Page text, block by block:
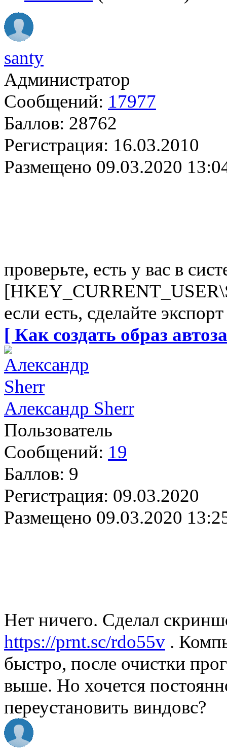
santy
Администратор
Сообщений: 17977
Баллов: 28762
Регистрация: 16.03.2010
Размещено 09.03.2020
проверьте, есть у вас в
если есть, сделайте
[ Как создать образ
Александр Sherr
Пользователь
Сообщений: 19
Баллов: 9
Регистрация: 09.03.2020
Размещено 09.03.2020
Нет ничего. Сделал
https://prnt.sc/rdo55v .
быстро, после очистки
выше. Но хочется
переустановить виндовс?